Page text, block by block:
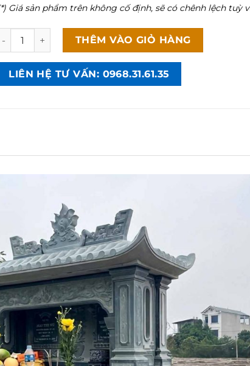
Giá sản phẩm trên không cố định, sẽ có chênh lệch tuỳ
Lăng mộ đá đôi xanh rêu Ninh Bình - CT94 số lượng
THÊM VÀO GIỎ HÀNG
LIÊN HỆ TƯ VẤN: 0968.31.61.35